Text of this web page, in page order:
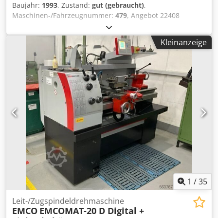
Hand-/Fußbedienung - Bedienungsanleitung (PDF)
Baujahr: 1993, Zustand: gut (gebraucht),
Maschinen-/Fahrzeugnummer: 479, Angebot 22408
Technische Daten: - max Arbeitsbreite 3050 mm - max.
Schnittleistung St 40 10 mm - Ausladung 270 mm -
Schnittwinkel ° - Schnittspaltverstellung von Hand
Dsdpfopxmxcsx Achock - Anzahl der hydraulischen
Niederhalter 16 stk - Mot.-Hinteranschlag 20 - 650 mm -
vorderer Winkelanschlag + Auflagearme - Hubzahl je nach
Schnittwinkel und Schnittlänge 7 - 12 pro/min -
Hydraulikantrieb 400 V / 22 kW - Tischhöhe ca. 820 mm -
Platzbedarf einschl. Hinteranschlag, ohne vordere
Auflagearme - ca. B 3850 x H 2000 x T 2000 mm - Gewicht
ca. 8500 kg - mit: - E-Fuß - Schalter -
Schnittlinienbeleuchtung
Kleinanzeige
1 /35
Leit-/Zugspindeldrehmaschine
EMCO EMCOMAT-20 D Digital +